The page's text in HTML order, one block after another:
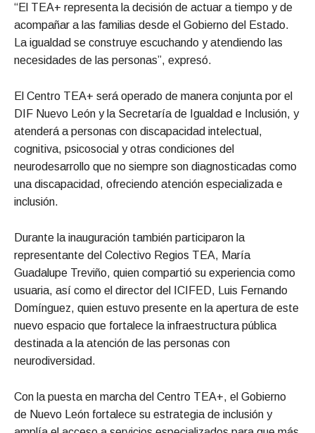
“El TEA+ representa la decisión de actuar a tiempo y de
acompañar a las familias desde el Gobierno del Estado.
La igualdad se construye escuchando y atendiendo las
necesidades de las personas”, expresó.
El Centro TEA+ será operado de manera conjunta por el
DIF Nuevo León y la Secretaría de Igualdad e Inclusión, y
atenderá a personas con discapacidad intelectual,
cognitiva, psicosocial y otras condiciones del
neurodesarrollo que no siempre son diagnosticadas como
una discapacidad, ofreciendo atención especializada e
inclusión.
Durante la inauguración también participaron la
representante del Colectivo Regios TEA, María
Guadalupe Treviño, quien compartió su experiencia como
usuaria, así como el director del ICIFED, Luis Fernando
Domínguez, quien estuvo presente en la apertura de este
nuevo espacio que fortalece la infraestructura pública
destinada a la atención de las personas con
neurodiversidad.
Con la puesta en marcha del Centro TEA+, el Gobierno
de Nuevo León fortalece su estrategia de inclusión y